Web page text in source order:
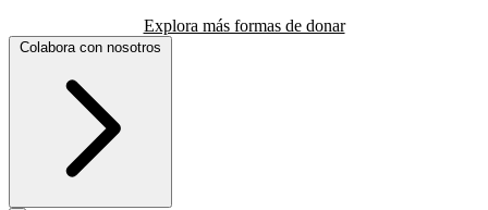
Explora más formas de donar
Colabora con nosotros